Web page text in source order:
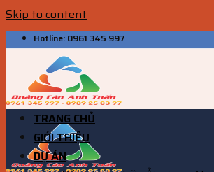
Skip to content
Hotline: 0961 345 997
TRANG CHỦ
GIỚI THIỆU
DỰ ÁN